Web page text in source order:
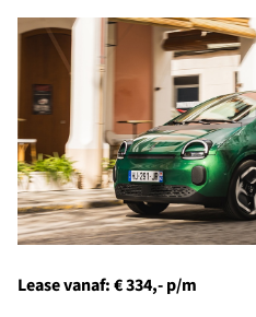
Lease vanaf: € 334,-p/m